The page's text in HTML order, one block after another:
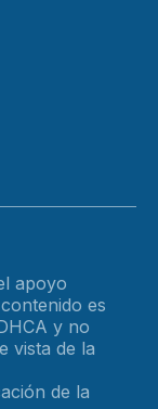
apoyo
es
y no
vista de la
de la